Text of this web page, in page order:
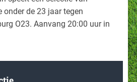
onder de 23 jaar tegen
O23. Aanvang 20:00 uur in